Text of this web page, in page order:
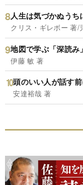
人生は気づかぬうち
クリス・ギレボー 著/
地図で学ぶ「深読み
伊藤 敏 著
頭のいい人が話す
安達裕哉 著